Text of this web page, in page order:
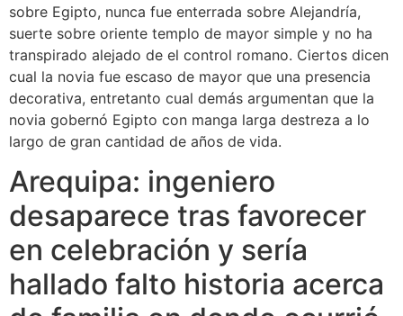
sobre Egipto, nunca fue enterrada sobre Alejandría,
suerte sobre oriente templo de mayor simple y no ha
transpirado alejado de el control romano. Ciertos dicen
cual la novia fue escaso de mayor que una presencia
decorativa, entretanto cual demás argumentan que la
novia gobernó Egipto con manga larga destreza a lo
largo de gran cantidad de años de vida.
Arequipa: ingeniero
desaparece tras favorecer
en celebración y serí­a
hallado falto historia acerca